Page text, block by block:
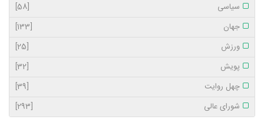
سیاسی
[58]
جهان
[133]
ورزش
[25]
پویش
[32]
چهل روایت
[39]
شورای عالی
[293]